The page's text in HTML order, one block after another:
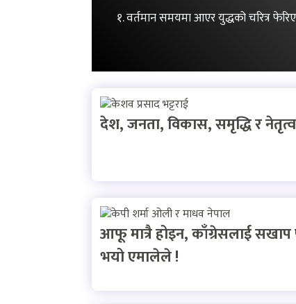
१. वर्तमान समयमा आएर युद्धको चरित्र
देश, जनता, विकास, समृद्धि र नेतृत्व
आफू मात्रै होइन, काँग्रेसलाई सखाप
भयो एमालेले !